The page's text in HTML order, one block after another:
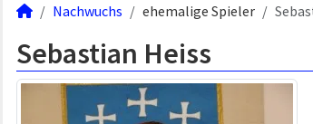
Nachwuchs ehemalige Spieler
Sebastian Heiss